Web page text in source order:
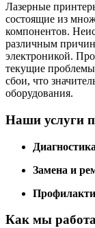
Лазерные
состоящие из
компонентов.
различным
электроникой.
текущие
сбои, что
оборудования.
Наши услуги
Замена и
Как мы